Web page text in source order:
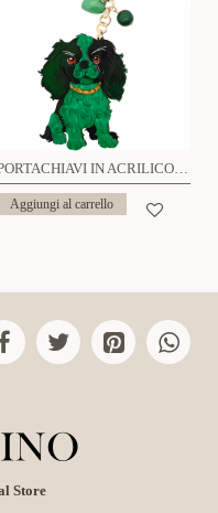
PORTACHIAVI IN ACRILICO CON CIONDOLO A CANE - FT2476A580
Aggiungi al carrello
Store